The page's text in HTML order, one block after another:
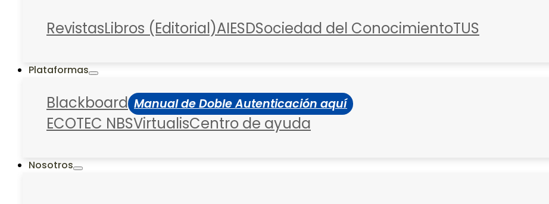
RevistasLibros (Editorial)AIESDSociedad del ConocimientoTUS
Plataformas
Blackboard Manual de Doble Autenticación aquí
ECOTEC NBSVirtualisCentro de ayuda
Nosotros